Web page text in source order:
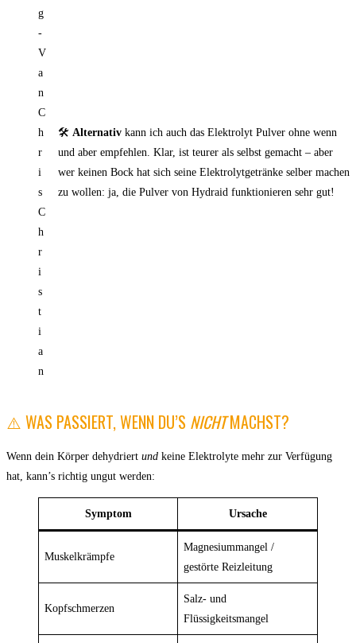
🛠️ Alternativkann ich auch das Elektrolyt Pulver ohne wenn
und aber empfehlen. Klar, ist teurer als selbst gemacht – aber
wer keinen Bock hat sich seine Elektrolytgetränke selber machen
zu wollen: ja, die Pulver von Hydraid funktionieren sehr gut!
⚠️ WAS PASSIERT, WENN DU’S NICHTMACHST?
Wenn dein Körper dehydriert und keine Elektrolyte mehr zur Verfügung
hat, kann’s richtig ungut werden:
Symptom Ursache
Muskelkrämpfe
Magnesiummangel /
gestörte Reizleitung
Kopfschmerzen
Salz- und
Flüssigkeitsmangel